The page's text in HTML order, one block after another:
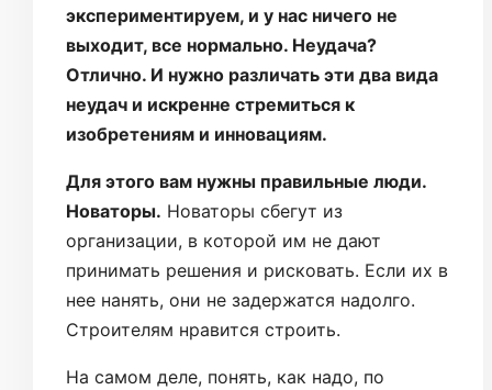
экспериментируем, и у нас ничего не
выходит, все нормально. Неудача?
Отлично. И нужно различать эти два вида
неудач и искренне стремиться к
изобретениям и инновациям.
Для этого вам нужны правильные люди.
Новаторы. Новаторы сбегут из
организации, в которой им не дают
принимать решения и рисковать. Если их в
нее нанять, они не задержатся надолго.
Строителям нравится строить.
На самом деле, понять, как надо, по